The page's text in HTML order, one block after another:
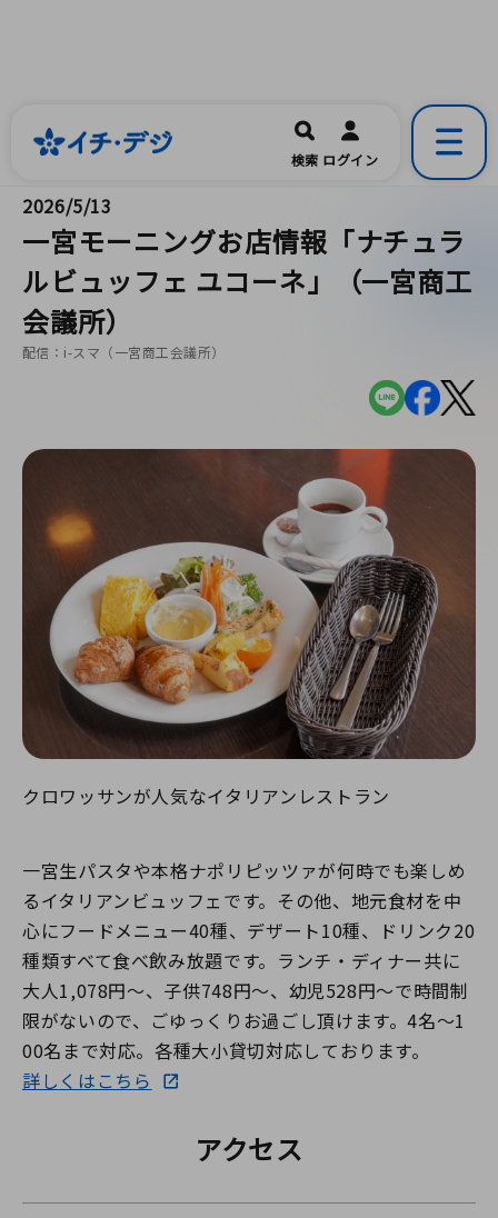
一宮市公式の地域情報ポータルアプリ
開く
検索 ログイン
2026/5/13
一宮モーニングお店情報「ナチュラ
ルビュッフェ ユコーネ」（一宮商工
会議所）
配信：i-スマ（一宮商工会議所）
クロワッサンが人気なイタリアンレストラン
一宮生パスタや本格ナポリピッツァが何時でも楽しめ
るイタリアンビュッフェです。その他、地元食材を中
心にフードメニュー40種、デザート10種、ドリンク20
種類すべて食べ飲み放題です。ランチ・ディナー共に
大人1,078円～、子供748円～、幼児528円～で時間制
限がないので、ごゆっくりお過ごし頂けます。4名〜1
00名まで対応。各種大小貸切対応しております。
詳しくはこちら
アクセス